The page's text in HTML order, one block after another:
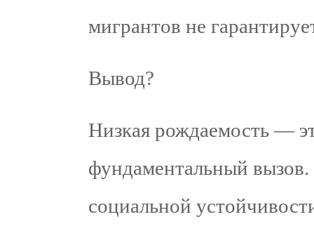
мигрантов не
Вывод?
Низкая рождаемость —
фундаментальный
социальной